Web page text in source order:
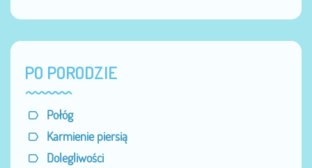
PO PORODZIE
Połóg
Karmienie piersią
Dolegliwości